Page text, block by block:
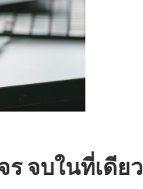
จบในที่เดียว